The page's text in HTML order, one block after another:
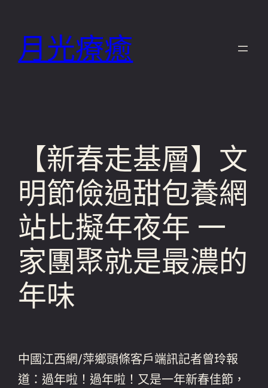
月光療癒
【新春走基層】文
明節儉過甜包養網
站比擬年夜年 一
家團聚就是最濃的
年味
中國江西網/萍鄉頭條客戶端訊記者曾玲報
道：過年啦！過年啦！又是一年新春佳節，